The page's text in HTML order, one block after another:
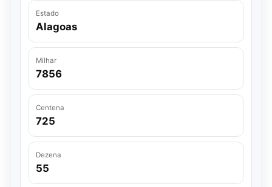
Estado
Alagoas
Milhar
7856
Centena
725
Dezena
55